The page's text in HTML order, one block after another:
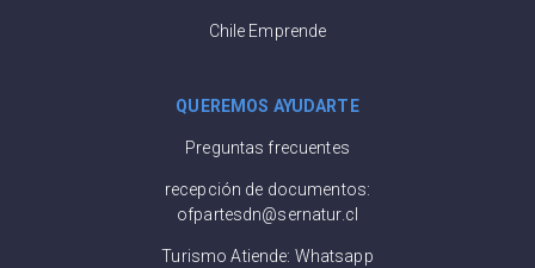
Chile Emprende
QUEREMOS AYUDARTE
Preguntas frecuentes
recepción de documentos:
ofpartesdn@sernatur.cl
Turismo Atiende: Whatsapp